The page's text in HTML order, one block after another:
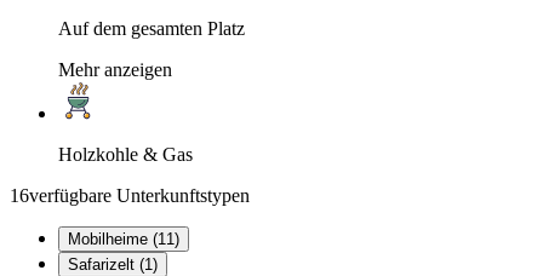
Auf dem gesamten Platz
Mehr anzeigen
Holzkohle & Gas
16verfügbare Unterkunftstypen
Mobilheime (11)
Safarizelt (1)